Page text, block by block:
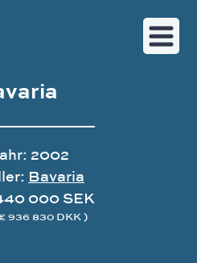
2002
Bavaria
000 SEK
936 830 DKK )